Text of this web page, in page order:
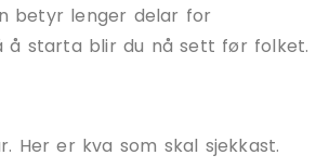
betyr lenger delar for
å starta blir du nå sett før folket.
Her er kva som skal sjekkast.